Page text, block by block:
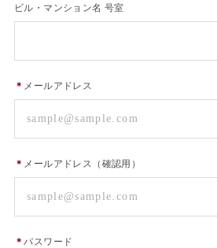
ビル・マンション名 号室
＊ メールアドレス
＊ メールアドレス（確認用）
＊パスワード